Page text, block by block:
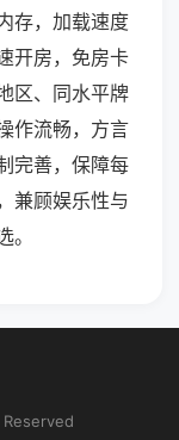
存，加载速度
开房，免房卡
区、同水平牌
作流畅，方言
完善，保障每
兼顾娱乐性与